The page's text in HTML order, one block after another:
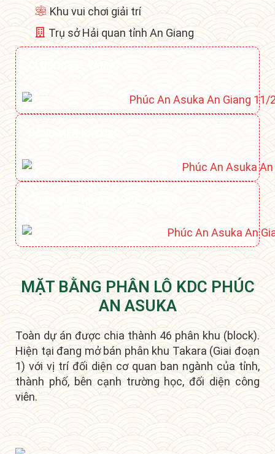
Khu vui chơi giải trí
Trụ sở Hải quan tỉnh An Giang
MẶT BẰNG PHÂN LÔ KDC PHÚC
AN ASUKA
Toàn dự án được chia thành 46 phân khu (block).
Hiện tại đang mở bán phân khu Takara (Giai đoạn
1) với vị trí đối diện cơ quan ban ngành của tỉnh,
thành phố, bên cạnh trường học, đối diện công
viên.